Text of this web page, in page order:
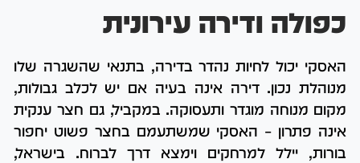
כפולה ודירה עירונית
האסקי יכול לחיות נהדר בדירה, בתנאי שהשגרה שלו
מנוהלת נכון. דירה אינה בעיה אם יש לכלב גבולות,
מקום מנוחה מוגדר ותעסוקה. במקביל, גם חצר ענקית
אינה פתרון – האסקי שמשתעמם בחצר פשוט יחפור
בורות, יילל למרחקים וימצא דרך לברוח. בישראל,